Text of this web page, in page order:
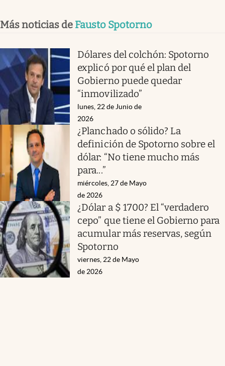
Más noticias de Fausto Spotorno
Dólares del colchón: Spotorno
explicó por qué el plan del
Gobierno puede quedar
“inmovilizado”
lunes, 22 de Junio de
2026
¿Planchado o sólido? La
definición de Spotorno sobre el
dólar: “No tiene mucho más
para...”
miércoles, 27 de Mayo
de 2026
¿Dólar a $ 1700? El “verdadero
cepo” que tiene el Gobierno para
acumular más reservas, según
Spotorno
viernes, 22 de Mayo
de 2026